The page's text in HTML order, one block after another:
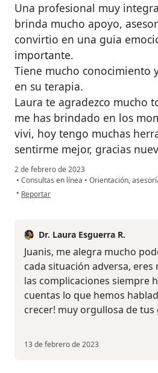
Una profesional muy
brinda mucho apoyo,
convirtio en una guia
importante.
Tiene mucho conocimiento
en su terapia.
Laura te agradezco mucho
me has brindado en los
vivi, hoy tengo muchas
sentirme mejor, gracias
2 de febrero de 2023
• Consultas en línea • Orientación,
• en opinión del usuario Juana Fornaris
Reportar
Dr. Laura Esguerra R.
Juanis, me alegra mucho
cada situación adversa, eres
las complicaciones siempre
cuentas lo que hemos
crecer! muy orgullosa de tus
13 de febrero de 2023